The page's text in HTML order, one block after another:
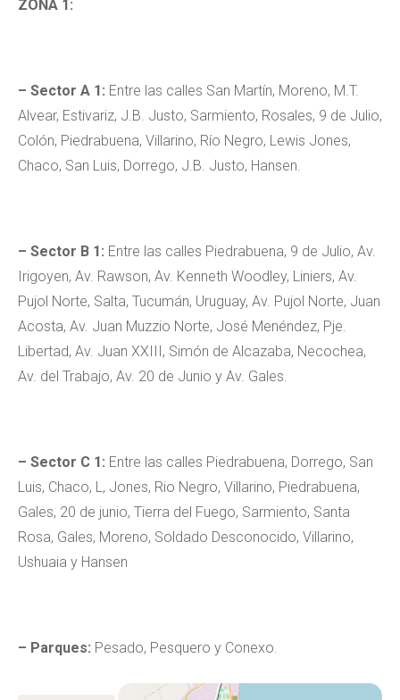
ZONA 1:
– Sector A 1: Entre las calles San Martín, Moreno, M.T.
Alvear, Estivariz, J.B. Justo, Sarmiento, Rosales, 9 de Julio,
Colón, Piedrabuena, Villarino, Río Negro, Lewis Jones,
Chaco, San Luis, Dorrego, J.B. Justo, Hansen.
– Sector B 1: Entre las calles Piedrabuena, 9 de Julio, Av.
Irigoyen, Av. Rawson, Av. Kenneth Woodley, Liniers, Av.
Pujol Norte, Salta, Tucumán, Uruguay, Av. Pujol Norte, Juan
Acosta, Av. Juan Muzzio Norte, José Menéndez, Pje.
Libertad, Av. Juan XXIII, Simón de Alcazaba, Necochea,
Av. del Trabajo, Av. 20 de Junio y Av. Gales.
– Sector C 1: Entre las calles Piedrabuena, Dorrego, San
Luis, Chaco, L, Jones, Rio Negro, Villarino, Piedrabuena,
Gales, 20 de junio, Tierra del Fuego, Sarmiento, Santa
Rosa, Gales, Moreno, Soldado Desconocido, Villarino,
Ushuaia y Hansen
– Parques: Pesado, Pesquero y Conexo.